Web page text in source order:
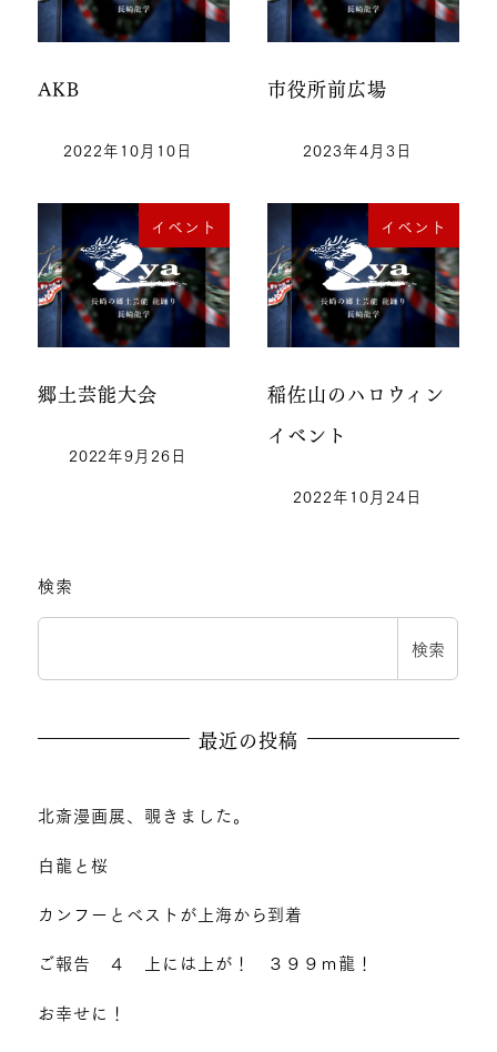
AKB
2022年10月10日
市役所前広場
2023年4月3日
イベント
郷土芸能大会
2022年9月26日
イベント
稲佐山のハロウィン
イベント
2022年10月24日
検索
検索
最近の投稿
北斎漫画展、覗きました。
白龍と桜
カンフーとベストが上海から到着
ご報告 ４ 上には上が！ ３９９ｍ龍！
お幸せに！